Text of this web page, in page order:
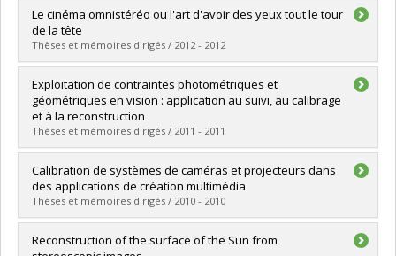
Graduate :Bouchard, Louis
Cycle :Master's
Grade :M. Sc.
Lien vers le document dans Papyrus
Le cinéma omnistéréo ou l'art d'avoir des yeux tout le tour
de la tête
Thèses et mémoires dirigés / 2012 - 2012
Graduate : Chapdelaine-Couture, Vincent
Cycle :Doctoral
Grade :Ph. D.
Lien vers le document dans Papyrus
Exploitation de contraintes photométriques et
géométriques en vision : application au suivi, au calibrage
et à la reconstruction
Thèses et mémoires dirigés / 2011 - 2011
Graduate :Draréni, Jamil
Cycle :Doctoral
Grade :Ph. D.
Lien vers le document dans Papyrus
Calibration de systèmes de caméras et projecteurs dans
des applications de création multimédia
Thèses et mémoires dirigés / 2010 - 2010
Graduate :Bélanger, Lucie
Reconstruction of the surface of the Sun from